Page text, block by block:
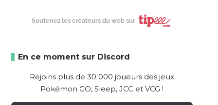
Soutenez les créateurs du web sur
En ce moment sur Discord
Rejoins plus de 30 000 joueurs des jeux
Pokémon GO, Sleep, JCC et VCG !